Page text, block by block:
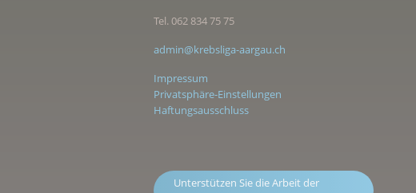
Tel. 062 834 75 75
admin@krebsliga-aargau.ch
Impressum
Privatsphäre-Einstellungen
Haftungsausschluss
Unterstützen Sie die Arbeit der